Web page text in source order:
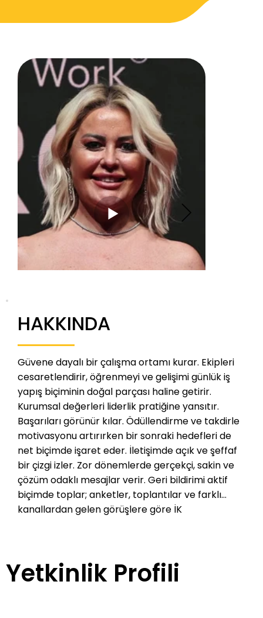
HAKKINDA
Güvene dayalı bir çalışma ortamı kurar. Ekipleri
cesaretlendirir, öğrenmeyi ve gelişimi günlük iş
yapış biçiminin doğal parçası haline getirir.
Kurumsal değerleri liderlik pratiğine yansıtır.
Başarıları görünür kılar. Ödüllendirme ve takdirle
motivasyonu artırırken bir sonraki hedefleri de
net biçimde işaret eder. İletişimde açık ve şeffaf
bir çizgi izler. Zor dönemlerde gerçekçi, sakin ve
çözüm odaklı mesajlar verir. Geri bildirimi aktif
biçimde toplar; anketler, toplantılar ve farklı
kanallardan gelen görüşlere göre İK
kuruma hızlı uyum sağlamasını önemser; büyüme
hedefleriyle uyumlu oryantasyon programlarıyla
Yetkinlik Profili